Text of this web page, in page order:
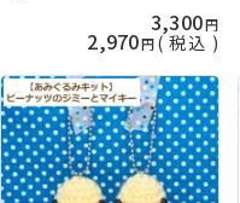
3,300
2,970 税込